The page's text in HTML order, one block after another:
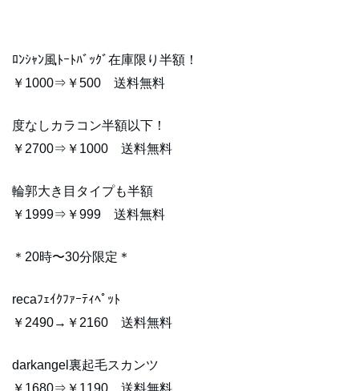
ﾛﾝｼｬﾝ風ﾄｰﾄﾊﾞｯｸﾞ在庫限り半額！
￥1000⇒￥500 送料無料
度なしカラコン半額以下！
￥2700⇒￥1000 送料無料
輪郭大き目タイプも半額
￥1999⇒￥999 送料無料
＊20時〜30分限定＊
recaﾌｪｲｸﾌｧｰﾃｨﾍﾟｯﾄ
￥2490→￥2160 送料無料
darkangel裏起毛スカンツ
￥1680⇒￥1190 送料無料